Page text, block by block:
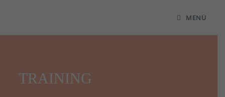
MENÜ
TRAINING